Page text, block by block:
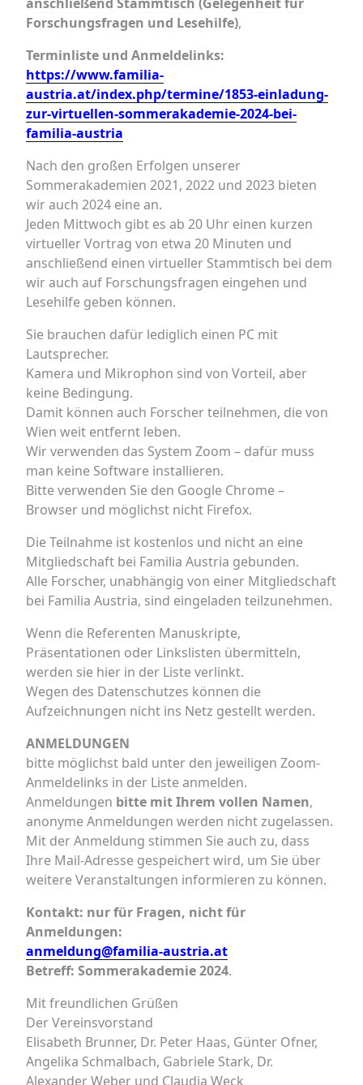
Forschungsfragen und Lesehilfe),
Terminliste und Anmeldelinks:
https://www.familia-
austria.at/index.php/termine/1853-einladung-
zur-virtuellen-sommerakademie-2024-bei-
familia-austria
Nach den großen Erfolgen unserer
Sommerakademien 2021, 2022 und 2023 bieten
wir auch 2024 eine an.
Jeden Mittwoch gibt es ab 20 Uhr einen kurzen
virtueller Vortrag von etwa 20 Minuten und
anschließend einen virtueller Stammtisch bei dem
wir auch auf Forschungsfragen eingehen und
Lesehilfe geben können.
Sie brauchen dafür lediglich einen PC mit
Lautsprecher.
Kamera und Mikrophon sind von Vorteil, aber
keine Bedingung.
Damit können auch Forscher teilnehmen, die von
Wien weit entfernt leben.
Wir verwenden das System Zoom – dafür muss
man keine Software installieren.
Bitte verwenden Sie den Google Chrome –
Browser und möglichst nicht Firefox.
Die Teilnahme ist kostenlos und nicht an eine
Mitgliedschaft bei Familia Austria gebunden.
Alle Forscher, unabhängig von einer Mitgliedschaft
bei Familia Austria, sind eingeladen teilzunehmen.
Wenn die Referenten Manuskripte,
Präsentationen oder Linkslisten übermitteln,
werden sie hier in der Liste verlinkt.
Wegen des Datenschutzes können die
Aufzeichnungen nicht ins Netz gestellt werden.
ANMELDUNGEN
bitte möglichst bald unter den jeweiligen Zoom-
Anmeldelinks in der Liste anmelden.
Anmeldungen bitte mit Ihrem vollen Namen,
anonyme Anmeldungen werden nicht zugelassen.
Mit der Anmeldung stimmen Sie auch zu, dass
Ihre Mail-Adresse gespeichert wird, um Sie über
weitere Veranstaltungen informieren zu können.
Kontakt: nur für Fragen, nicht für
Anmeldungen:
anmeldung@familia-austria.at
Betreff: Sommerakademie 2024.
Mit freundlichen Grüßen
Der Vereinsvorstand
Elisabeth Brunner, Dr. Peter Haas, Günter Ofner,
Angelika Schmalbach, Gabriele Stark, Dr.
Alexander Weber und Claudia Weck